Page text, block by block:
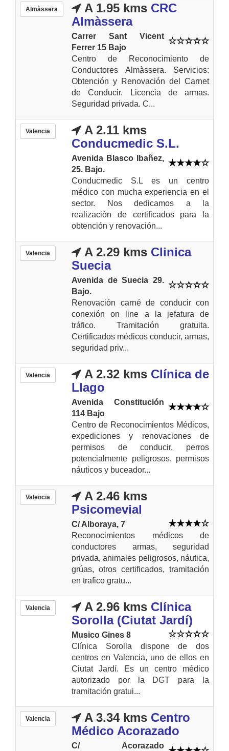
Almàssera A 1.95 kms CRC
Almàssera
Carrer Sant Vicent
Ferrer 15 Bajo
Centro de Reconocimiento de
Conductores Almàssera. Servicios:
Obtención y Renovación del Carnet
de Conducir. Licencia de armas.
Seguridad privada. C...
Valencia
A 2.11 kms
Conducmedic S.L.
Avenida Blasco Ibañez,
25. Bajo.
Conducmedic S.L es un centro
médico con mucha experiencia en el
sector. Nos dedicamos a la
realización de certificados para la
obtención y renovación...
Valencia A 2.29 kms Clinica
Suecia
Avenida de Suecia 29.
Bajo.
Renovación carné de conducir con
conexión on line a la jefatura de
tráfico. Tramitación gratuita.
Certificados médicos conducir, armas,
seguridad priv...
Valencia A 2.32 kms Clínica de
Llago
Avenida Constitución
114 Bajo
Centro de Reconocimientos Médicos,
expediciones y renovaciones de
permisos de conducir, perros
potencialmente peligrosos, permisos
náuticos y buceador...
Valencia
A 2.46 kms
Psicomevial
C/ Alboraya, 7
Reconocimientos médicos de
conductores armas, seguridad
privada, animales peligrosos, náutica,
grúas, otros certificados, tramitación
en trafico gratu...
Valencia A 2.96 kms Clínica
Sorolla (Ciutat Jardí)
Musico Gines 8
Clínica Sorolla dispone de dos
centros en Valencia, uno de ellos en
Ciutat Jardí. Es un centro médico
autorizado por la DGT para la
tramitación gratui...
Valencia A 3.34 kms Centro
Médico Acorazado
C/ Acorazado